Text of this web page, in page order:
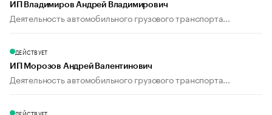
ИП Владимиров Андрей Владимирович
Деятельность автомобильного грузового транспорта...
ДЕЙСТВУЕТ
ИП Морозов Андрей Валентинович
Деятельность автомобильного грузового транспорта...